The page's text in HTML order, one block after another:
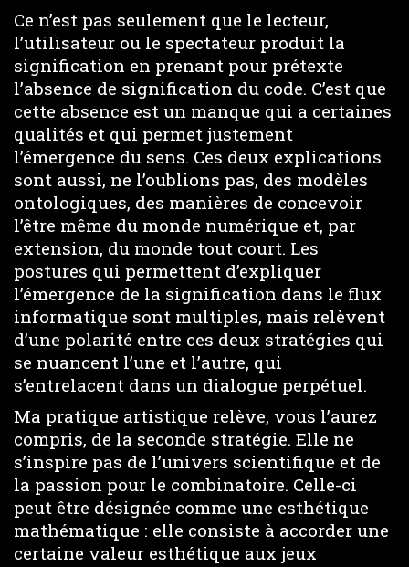
Ce n’est pas seulement que le lecteur,
l’utilisateur ou le spectateur produit la
signification en prenant pour prétexte
l’absence de signification du code. C’est que
cette absence est un manque qui a certaines
qualités et qui permet justement
l’émergence du sens. Ces deux explications
sont aussi, ne l’oublions pas, des modèles
ontologiques, des manières de concevoir
l’être même du monde numérique et, par
extension, du monde tout court. Les
postures qui permettent d’expliquer
l’émergence de la signification dans le flux
informatique sont multiples, mais relèvent
d’une polarité entre ces deux stratégies qui
se nuancent l’une et l’autre, qui
s’entrelacent dans un dialogue perpétuel.
Ma pratique artistique relève, vous l’aurez
compris, de la seconde stratégie. Elle ne
s’inspire pas de l’univers scientifique et de
la passion pour le combinatoire. Celle-ci
peut être désignée comme une esthétique
mathématique : elle consiste à accorder une
certaine valeur esthétique aux jeux